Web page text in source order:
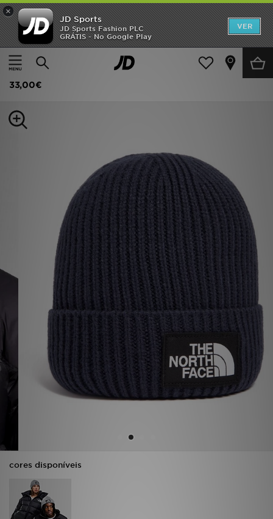
×
JD Sports
JD Sports Fashion PLC
GRÁTIS - No Google Play
VER
Página principal
Homem Acessórios de Homem Gorros
The North Face Gorro Logo
33,00€
cores disponíveis
INÍCIO
Promoções
MULHER
FUTEBOL JD
VER MARCAS
LOCALIZADOR DE LOJAS
MENSAGENS
BLOG
ATENÇÃO AO CLIENTE
FAZ DOWNLOAD DA APP